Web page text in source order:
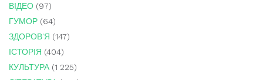
ВІДЕО (97)
ГУМОР (64)
ЗДОРОВ'Я (147)
ІСТОРІЯ (404)
КУЛЬТУРА (1 225)